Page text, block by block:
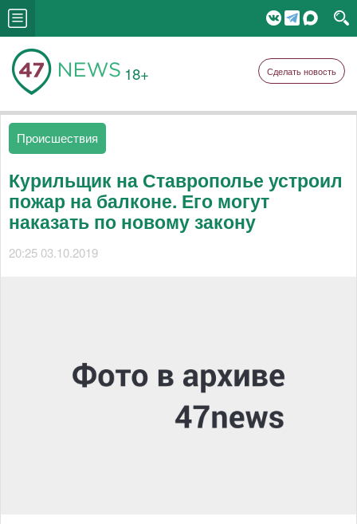
18+ Сделать новость
Происшествия
Курильщик на Ставрополье устроил
пожар на балконе. Его могут
наказать по новому закону
20:25 03.10.2019